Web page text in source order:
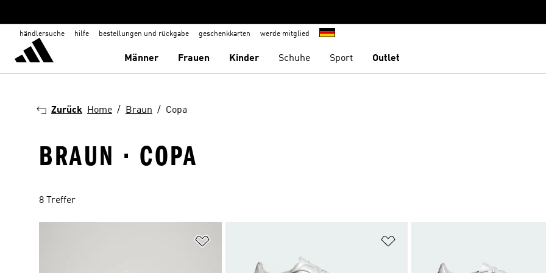
händlersuche hilfe bestellungen und rückgabe geschenkkarten werde mitglied
Männer Frauen Kinder Schuhe Sport Outlet
Zurück Home Braun Copa
BRAUN · COPA
8 Treffer